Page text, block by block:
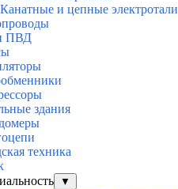
Канатные и цепные электротали
ПВД
здания
техника
▼